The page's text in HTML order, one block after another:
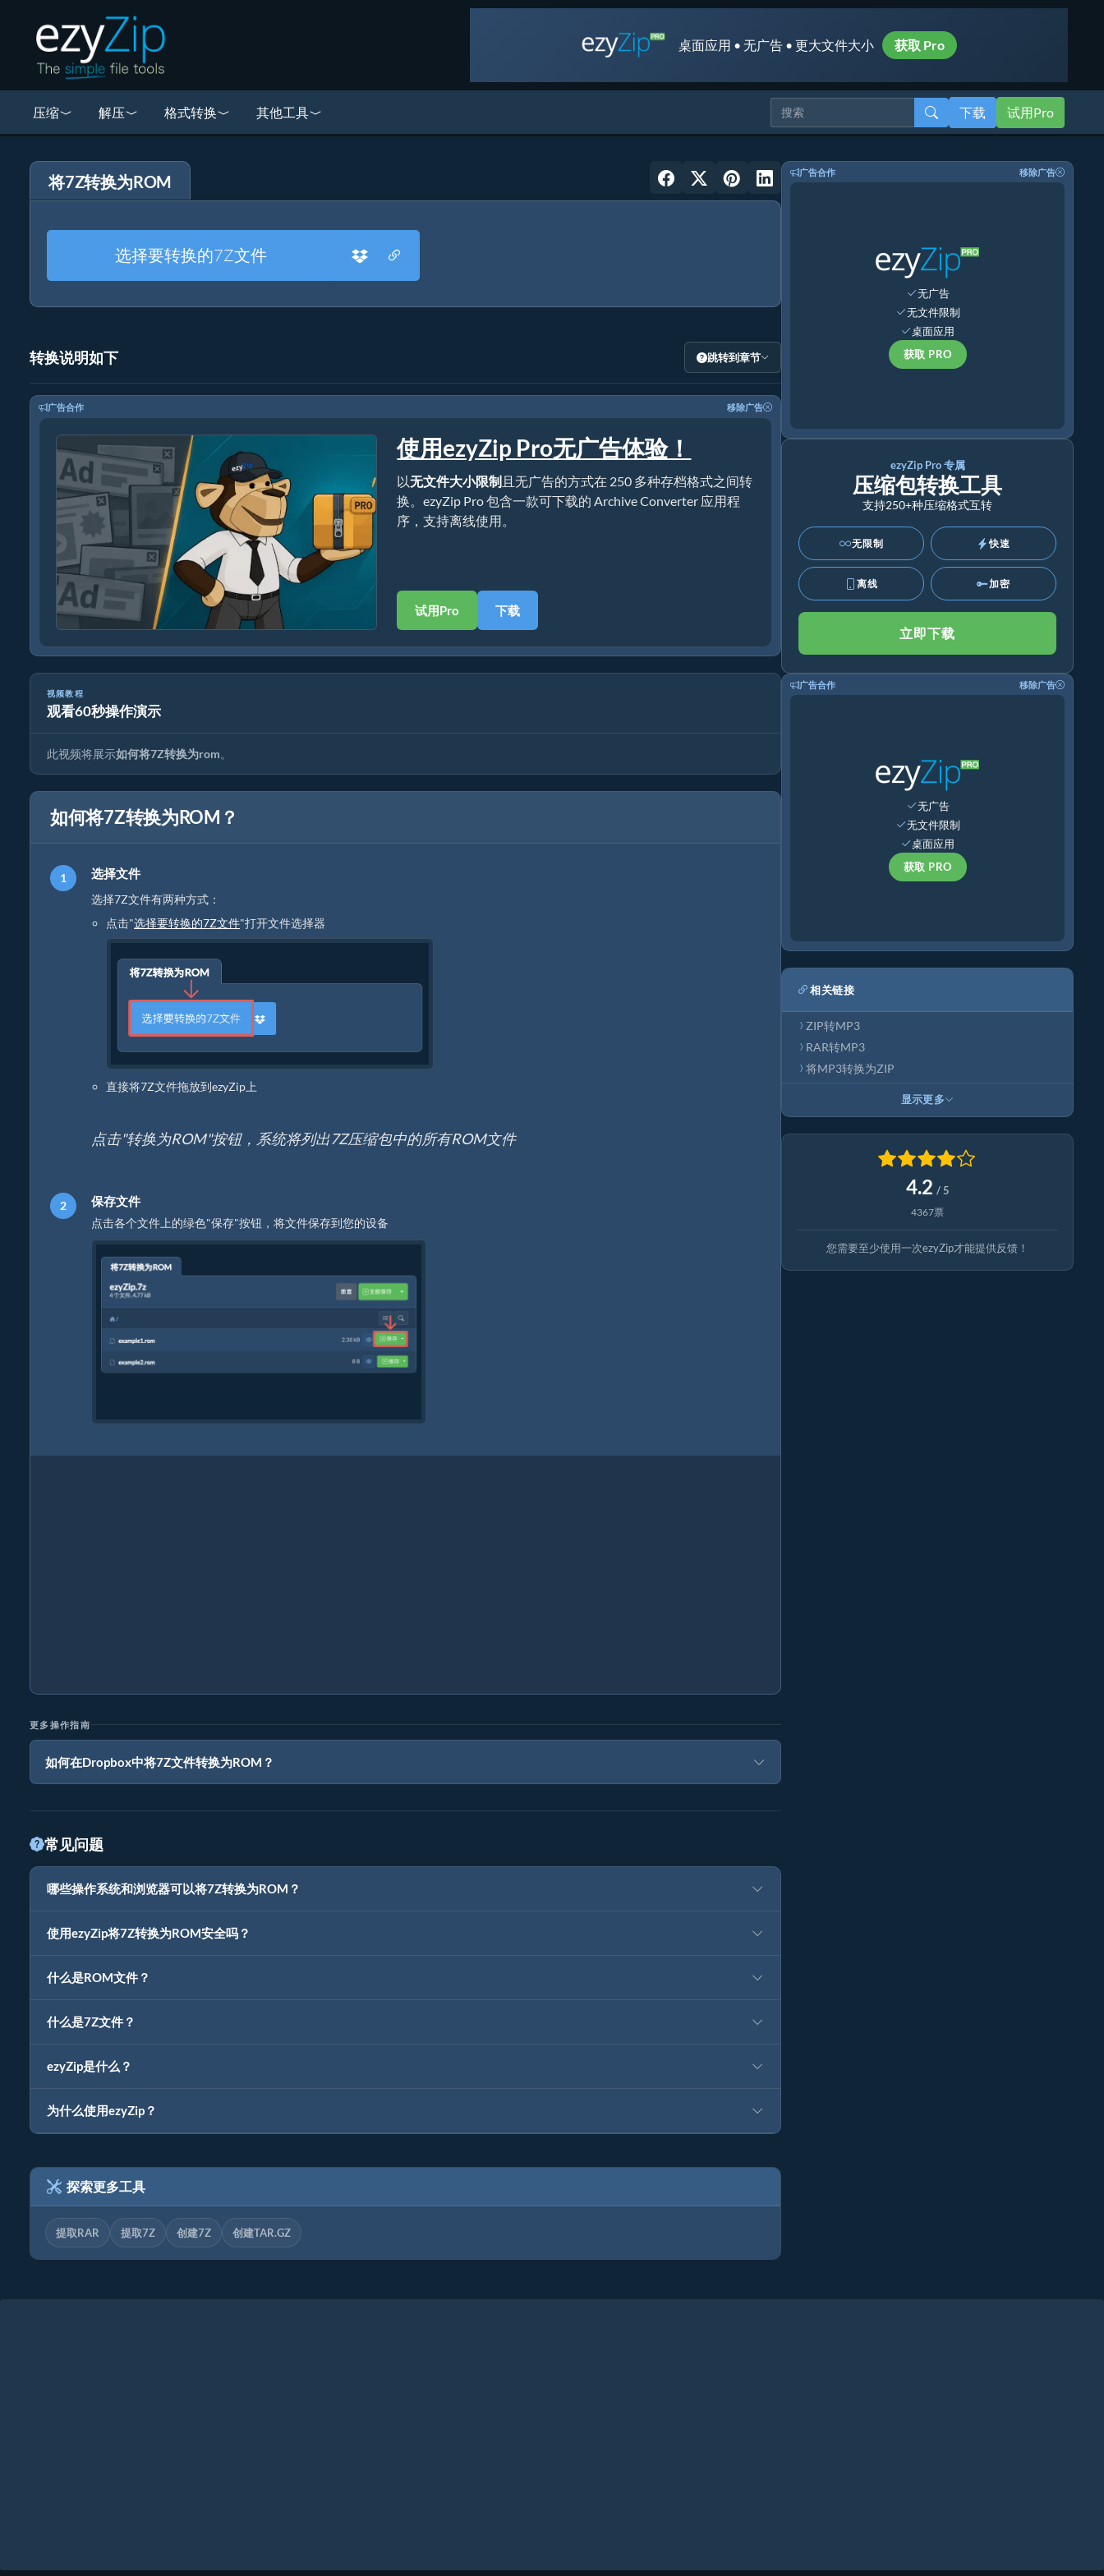
桌面应用 • 无广告 • 更大文件大小 获取 Pro
压缩 解压 格式转换 其他工具 下载 试用Pro
将7Z转换为ROM
选择要转换的7Z文件
转换说明如下 跳转到章节
广告合作 移除广告
使用ezyZip Pro无广告体验！
以无文件大小限制且无广告的方式在 250 多种存档格式之间转
换。ezyZip Pro 包含一款可下载的 Archive Converter 应用程
序，支持离线使用。
试用Pro 下载
视频教程
观看60秒操作演示
如何将7Z转换为原始文件（简单指南）
此视频将展示如何将7Z转换为rom。
如何将7Z转换为ROM？
选择文件
选择7Z文件有两种方式：
点击"选择要转换的7Z文件"打开文件选择器
直接将7Z文件拖放到ezyZip上
点击"转换为ROM"按钮，系统将列出7Z压缩包中的所有ROM文件
保存文件
点击各个文件上的绿色"保存"按钮，将文件保存到您的设备
更多操作指南
如何在Dropbox中将7Z文件转换为ROM？
常见问题
哪些操作系统和浏览器可以将7Z转换为ROM？
使用ezyZip将7Z转换为ROM安全吗？
什么是ROM文件？
什么是7Z文件？
ezyZip是什么？
为什么使用ezyZip？
探索更多工具
提取RAR 提取7Z 创建7Z 创建TAR.GZ
广告合作 移除广告
无广告
无文件限制
桌面应用
获取 PRO
ezyZip Pro 专属
压缩包转换工具
支持250+种压缩格式互转
无限制 快速
离线 加密
立即下载
广告合作 移除广告
无广告
无文件限制
桌面应用
获取 PRO
相关链接
ZIP转MP3
RAR转MP3
将MP3转换为ZIP
显示更多
4.2 / 5
4367票
您需要至少使用一次ezyZip才能提供反馈！